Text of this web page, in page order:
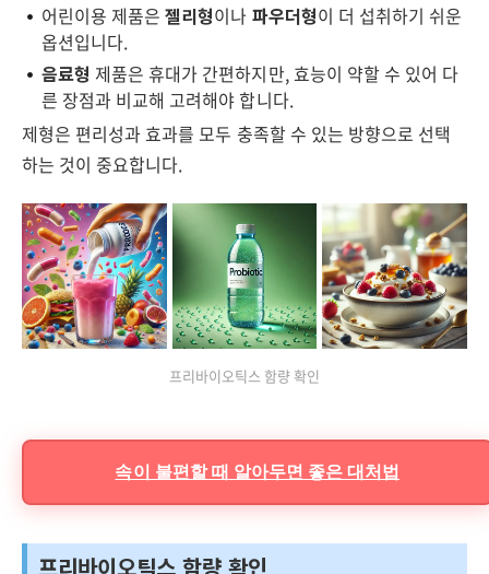
어린이용 제품은젤리형이나 파우더형이 더 섭취하기 쉬운
옵션입니다.
음료형 제품은 휴대가 간편하지만, 효능이 약할 수 있어 다
른 장점과 비교해 고려해야 합니다.
제형은 편리성과 효과를 모두 충족할 수 있는 방향으로 선택
하는 것이 중요합니다.
프리바이오틱스 함량 확인
속이 불편할 때 알아두면 좋은 대처법
프리바이오틱스 함량 확인